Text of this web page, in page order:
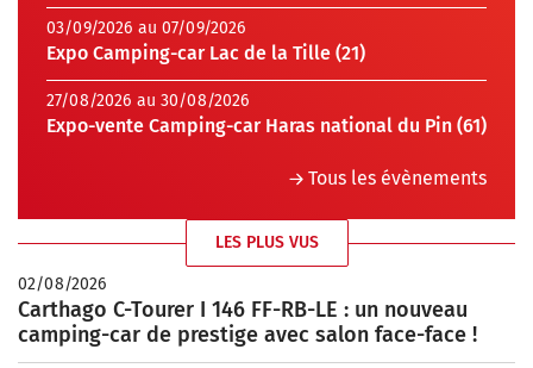
03/09/2026 au 07/09/2026
Expo Camping-car Lac de la Tille (21)
27/08/2026 au 30/08/2026
Expo-vente Camping-car Haras national du Pin (61)
Tous les évènements
LES PLUS VUS
02/08/2026
Carthago C-Tourer I 146 FF-RB-LE : un nouveau
camping-car de prestige avec salon face-face !